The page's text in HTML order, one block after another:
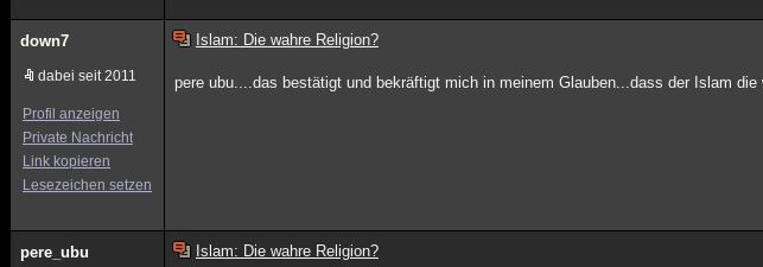
down7
dabei seit 2011
Profil anzeigen
Private Nachricht
Link kopieren
Lesezeichen setzen
Islam: Die wahre Religion?
pere ubu....das bestätigt und bekräftigt mich in meinem Glauben...dass der Islam die
pere_ubu Islam: Die wahre Religion?